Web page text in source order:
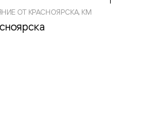
ОТ КРАСНОЯРСКА, КМ